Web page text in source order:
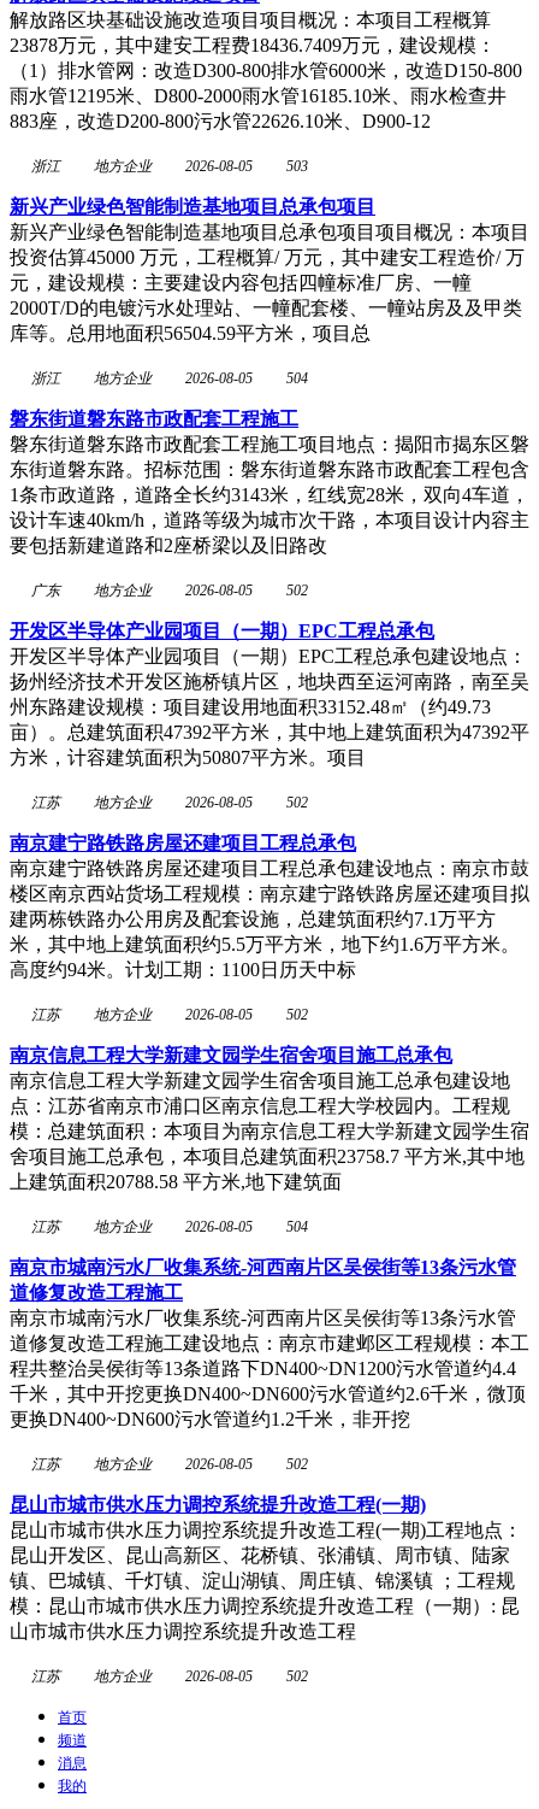
解放路区块基础设施改造项目项目概况：本项目工程概算
23878万元，其中建安工程费18436.7409万元，建设规模：
（1）排水管网：改造D300-800排水管6000米，改造D150-800
雨水管12195米、D800-2000雨水管16185.10米、雨水检查井
883座，改造D200-800污水管22626.10米、D900-12
浙江 地方企业 2026-08-05 503
新兴产业绿色智能制造基地项目总承包项目
新兴产业绿色智能制造基地项目总承包项目项目概况：本项目
投资估算45000 万元，工程概算/ 万元，其中建安工程造价/ 万
元，建设规模：主要建设内容包括四幢标准厂房、一幢
2000T/D的电镀污水处理站、一幢配套楼、一幢站房及及甲类
库等。总用地面积56504.59平方米，项目总
浙江 地方企业 2026-08-05 504
磐东街道磐东路市政配套工程施工
磐东街道磐东路市政配套工程施工项目地点：揭阳市揭东区磐
东街道磐东路。招标范围：磐东街道磐东路市政配套工程包含
1条市政道路，道路全长约3143米，红线宽28米，双向4车道，
设计车速40km/h，道路等级为城市次干路，本项目设计内容主
要包括新建道路和2座桥梁以及旧路改
广东 地方企业 2026-08-05 502
开发区半导体产业园项目（一期）EPC工程总承包
开发区半导体产业园项目（一期）EPC工程总承包建设地点：
扬州经济技术开发区施桥镇片区，地块西至运河南路，南至吴
州东路建设规模：项目建设用地面积33152.48㎡（约49.73
亩）。总建筑面积47392平方米，其中地上建筑面积为47392平
方米，计容建筑面积为50807平方米。项目
江苏 地方企业 2026-08-05 502
南京建宁路铁路房屋还建项目工程总承包
南京建宁路铁路房屋还建项目工程总承包建设地点：南京市鼓
楼区南京西站货场工程规模：南京建宁路铁路房屋还建项目拟
建两栋铁路办公用房及配套设施，总建筑面积约7.1万平方
米，其中地上建筑面积约5.5万平方米，地下约1.6万平方米。
高度约94米。计划工期：1100日历天中标
江苏 地方企业 2026-08-05 502
南京信息工程大学新建文园学生宿舍项目施工总承包
南京信息工程大学新建文园学生宿舍项目施工总承包建设地
点：江苏省南京市浦口区南京信息工程大学校园内。工程规
模：总建筑面积：本项目为南京信息工程大学新建文园学生宿
舍项目施工总承包，本项目总建筑面积23758.7 平方米,其中地
上建筑面积20788.58 平方米,地下建筑面
江苏 地方企业 2026-08-05 504
南京市城南污水厂收集系统-河西南片区吴侯街等13条污水管
道修复改造工程施工
南京市城南污水厂收集系统-河西南片区吴侯街等13条污水管
道修复改造工程施工建设地点：南京市建邺区工程规模：本工
程共整治吴侯街等13条道路下DN400~DN1200污水管道约4.4
千米，其中开挖更换DN400~DN600污水管道约2.6千米，微顶
更换DN400~DN600污水管道约1.2千米，非开挖
江苏 地方企业 2026-08-05 502
昆山市城市供水压力调控系统提升改造工程(一期)
昆山市城市供水压力调控系统提升改造工程(一期)工程地点：
昆山开发区、昆山高新区、花桥镇、张浦镇、周市镇、陆家
镇、巴城镇、千灯镇、淀山湖镇、周庄镇、锦溪镇 ；工程规
模：昆山市城市供水压力调控系统提升改造工程（一期）: 昆
山市城市供水压力调控系统提升改造工程
江苏 地方企业 2026-08-05 502
首页
频道
消息
我的